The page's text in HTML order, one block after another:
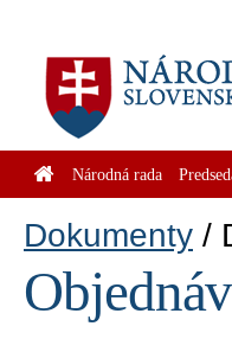
Národná rada
Dokumenty